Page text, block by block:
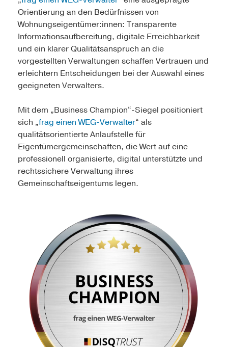
Orientierung an den Bedürfnissen von
Wohnungseigentümer:innen: Transparente
Informationsaufbereitung, digitale Erreichbarkeit
und ein klarer Qualitätsanspruch an die
vorgestellten Verwaltungen schaffen Vertrauen und
erleichtern Entscheidungen bei der Auswahl eines
geeigneten Verwalters.
Mit dem „Business Champion“-Siegel positioniert
sich „frag einen WEG-Verwalter“ als
qualitätsorientierte Anlaufstelle für
Eigentümergemeinschaften, die Wert auf eine
professionell organisierte, digital unterstützte und
rechtssichere Verwaltung ihres
Gemeinschaftseigentums legen.